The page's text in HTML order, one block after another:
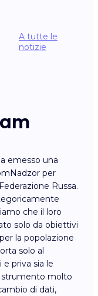
A tutte le
notizie
emesso una
per
Russa.
che il loro
solo da obiettivi
la popolazione
solo al
priva sia le
strumento molto
di dati,